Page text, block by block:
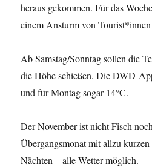
heraus gekommen. Für das
einem Ansturm von
Ab Samstag/Sonntag sollen die
die Höhe schießen. Die DWD-
und für Montag sogar 14°C.
Der November ist nicht Fisch
Übergangsmonat mit allzu
Nächten – alle Wetter möglich.